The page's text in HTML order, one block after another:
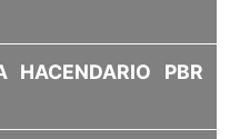
HACENDARIO PBR